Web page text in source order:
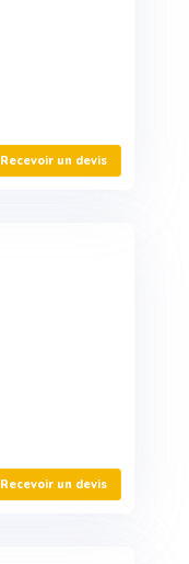
Recevoir un devis
Recevoir un devis